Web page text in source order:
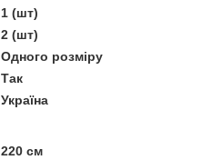
1 (шт)
2 (шт)
Одного розміру
Так
Україна
220 см